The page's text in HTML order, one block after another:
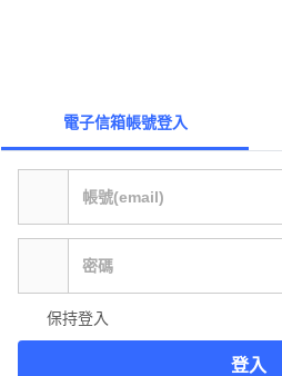
電子信箱帳號登入
保持登入
登入